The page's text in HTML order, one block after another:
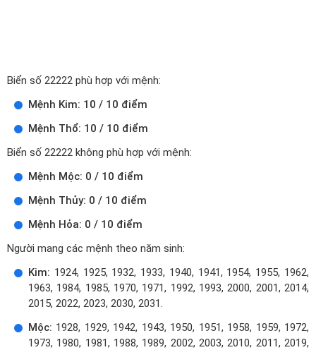
Biển số 22222 phù hợp với mệnh:
Mệnh Kim: 10 / 10 điểm
Mệnh Thổ: 10 / 10 điểm
Biển số 22222 không phù hợp với mệnh:
Mệnh Mộc: 0 / 10 điểm
Mệnh Thủy: 0 / 10 điểm
Mệnh Hỏa: 0 / 10 điểm
Người mang các mệnh theo năm sinh:
Kim: 1924, 1925, 1932, 1933, 1940, 1941, 1954, 1955, 1962,
1963, 1984, 1985, 1970, 1971, 1992, 1993, 2000, 2001, 2014,
2015, 2022, 2023, 2030, 2031.
Mộc: 1928, 1929, 1942, 1943, 1950, 1951, 1958, 1959, 1972,
1973, 1980, 1981, 1988, 1989, 2002, 2003, 2010, 2011, 2019,